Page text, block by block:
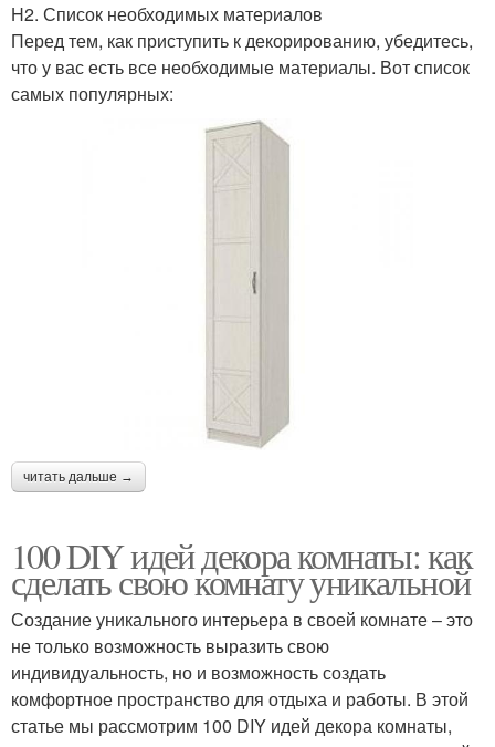
H2. Список необходимых материалов
Перед тем, как приступить к декорированию, убедитесь,
что у вас есть все необходимые материалы. Вот список
самых популярных:
читать дальше →
100 DIY идей декора комнаты: как
сделать свою комнату уникальной
Создание уникального интерьера в своей комнате – это
не только возможность выразить свою
индивидуальность, но и возможность создать
комфортное пространство для отдыха и работы. В этой
статье мы рассмотрим 100 DIY идей декора комнаты,